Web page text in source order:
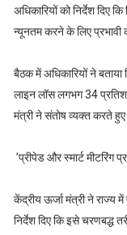
अधिकारियों को निर्देश दिए
न्यूनतम करने के लिए प्रभावी
बैठक में अधिकारियों ने
लाइन लॉस लगभग 34
मंत्री ने संतोष व्यक्त करते
’प्रीपेड और स्मार्ट मीटरिंग
केंद्रीय ऊर्जा मंत्री ने राज्य
निर्देश दिए कि इसे चरणबद्ध